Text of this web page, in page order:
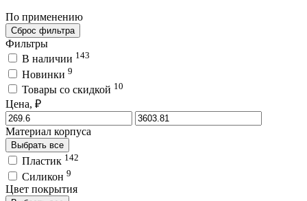
По применению
Сброс фильтра
Фильтры
В наличии 143
Новинки 9
Товары со скидкой 10
Цена, ₽
Материал корпуса
Выбрать все
Пластик 142
Силикон 9
Цвет покрытия